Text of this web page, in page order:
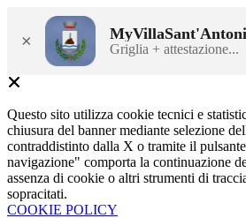
× Griglia + attestazione...
Questo sito utilizza cookie tecnici e
chiusura del banner mediante selezione
contraddistinto dalla X o tramite il
navigazione" comporta la continuazione
assenza di cookie o altri strumenti di
sopracitati.
COOKIE POLICY